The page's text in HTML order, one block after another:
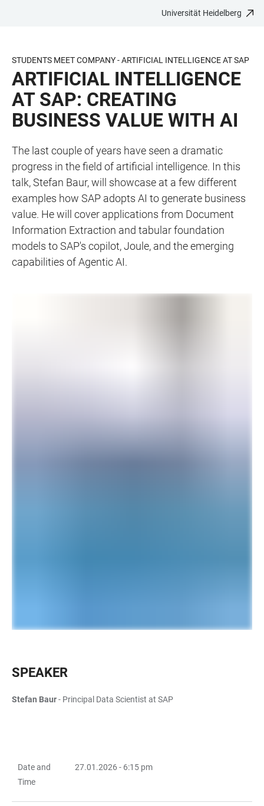
BARRIEREFREIHEIT
Universität Heidelberg
STUDENTS MEET COMPANY - ARTIFICIAL INTELLIGENCE AT SAP
ARTIFICIAL INTELLIGENCE
AT SAP: CREATING
BUSINESS VALUE WITH AI
The last couple of years have seen a dramatic
progress in the field of artificial intelligence. In this
talk, Stefan Baur, will showcase at a few different
examples how SAP adopts AI to generate business
value. He will cover applications from Document
Information Extraction and tabular foundation
models to SAP's copilot, Joule, and the emerging
capabilities of Agentic AI.
SPEAKER
Stefan Baur- Principal Data Scientist at SAP
TABELLE
Date and
Time
27.01.2026 - 6:15 pm